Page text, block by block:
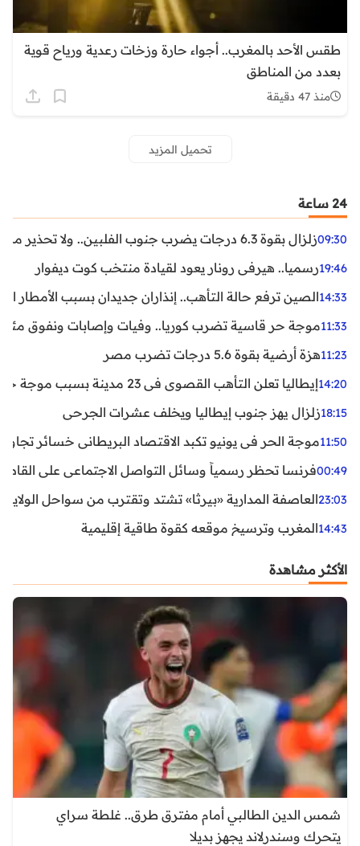
طقس الأحد بالمغرب.. أجواء حارة وزخات رعدية ورياح قوية
بعدد من المناطق
منذ 47 دقيقة
تحميل المزيد
24 ساعة
09:30زلزال بقوة 6.3 درجات يضرب جنوب الفلبين.. ولا تحذير من تسونامي حتى الآن
19:46رسميا.. هيرفي رونار يعود لقيادة منتخب كوت ديفوار
14:33الصين ترفع حالة التأهب.. إنذاران جديدان بسبب الأمطار
11:33موجة حر قاسية تضرب كوريا.. وفيات وإصابات ونفوق مئات
11:23هزة أرضية بقوة 5.6 درجات تضرب مصر
14:20إيطاليا تعلن التأهب القصوى في 23 مدينة بسبب موجة حر شديدة
18:15زلزال يهز جنوب إيطاليا ويخلف عشرات الجرحى
11:50موجة الحر في يونيو تكبد الاقتصاد البريطاني خسائر تجاوزت 1.5 مليار
00:49فرنسا تحظر رسمياً وسائل التواصل الاجتماعي على القاصرين
23:03العاصفة المدارية «بيرثا» تشتد وتقترب من سواحل
14:43المغرب وترسيخ موقعه كقوة طاقية إقليمية
الأكثر مشاهدة
شمس الدين الطالبي أمام مفترق طرق.. غلطة سراي
يتحرك وسندرلاند يجهز بديلا